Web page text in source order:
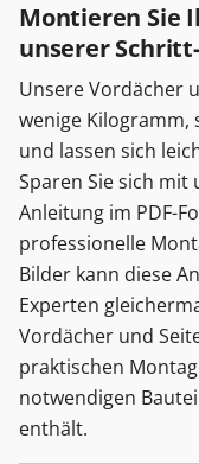
Montieren Sie
unserer
Unsere Vordächer
wenige Kilogramm,
und lassen sich
Sparen Sie sich
Anleitung im PDF-
professionelle
Bilder kann diese
Experten
Vordächer und
praktischen
notwendigen
enthält.